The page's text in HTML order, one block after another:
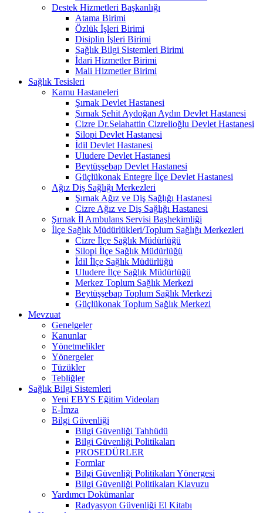
Destek Hizmetleri Başkanlığı
Atama Birimi
Özlük İşleri Birimi
Disiplin İşleri Birimi
Sağlık Bilgi Sistemleri Birimi
İdari Hizmetler Birimi
Mali Hizmetler Birimi
Sağlık Tesisleri
Kamu Hastaneleri
Şırnak Devlet Hastanesi
Şırnak Şehit Aydoğan Aydın Devlet Hastanesi
Cizre Dr.Selahattin Cizrelioğlu Devlet Hastanesi
Silopi Devlet Hastanesi
İdil Devlet Hastanesi
Uludere Devlet Hastanesi
Beytüşşebap Devlet Hastanesi
Güçlükonak Entegre İlçe Devlet Hastanesi
Ağız Diş Sağlığı Merkezleri
Şırnak Ağız ve Diş Sağlığı Hastanesi
Cizre Ağız ve Diş Sağlığı Hastanesi
Şırnak İl Ambulans Servisi Başhekimliği
İlçe Sağlık Müdürlükleri/Toplum Sağlığı Merkezleri
Cizre İlçe Sağlık Müdürlüğü
Silopi İlçe Sağlık Müdürlüğü
İdil İlçe Sağlık Müdürlüğü
Uludere İlçe Sağlık Müdürlüğü
Merkez Toplum Sağlık Merkezi
Beytüşşebap Toplum Sağlık Merkezi
Güçlükonak Toplum Sağlık Merkezi
Mevzuat
Genelgeler
Kanunlar
Yönetmelikler
Yönergeler
Tüzükler
Tebliğler
Sağlık Bilgi Sistemleri
Yeni EBYS Eğitim Videoları
E-İmza
Bilgi Güvenliği
Bilgi Güvenliği Tahhüdü
Bilgi Güvenliği Politikaları
PROSEDÜRLER
Formlar
Bilgi Güvenliği Politikaları Yönergesi
Bilgi Güvenliği Politikaları Klavuzu
Yardımcı Dokümanlar
Radyasyon Güvenliği El Kitabı